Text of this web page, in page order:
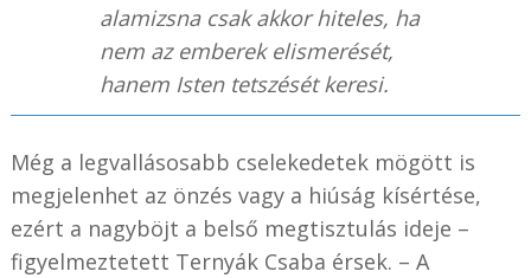
alamizsna csak akkor hiteles, ha
nem az emberek elismerését,
hanem Isten tetszését keresi.
Még a legvallásosabb cselekedetek mögött is
megjelenhet az önzés vagy a hiúság kísértése,
ezért a nagyböjt a belső megtisztulás ideje –
figyelmeztetett Ternyák Csaba érsek. – A